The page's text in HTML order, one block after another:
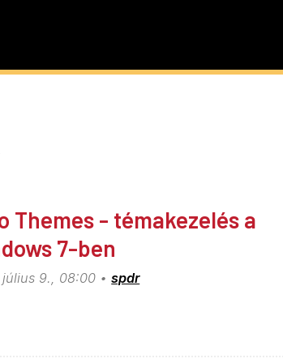
Themes - témakezelés a
7-ben
9., 08:00 spdr